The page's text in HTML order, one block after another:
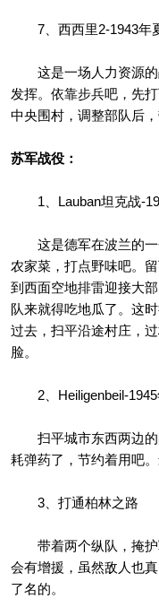
7、西西里2-1943年
这是一场人力资源的
发挥。依靠步兵吧，先
中央围村，调整部队后
苏军战役：
1、Lauban坦克战-
这是德军在波兰的一
农家菜，打点野味吧。
到西面空地排雷迎接大
队来就得吃地瓜了。这
过去，扫平沿途村庄，
脸。
2、Heiligenbeil-1945
扫平城市东西两边的
耗弹药了，节约着用吧
3、打通柏林之路
带着两个纵队，掩护
会有增援，虽然敌人也
了名的。